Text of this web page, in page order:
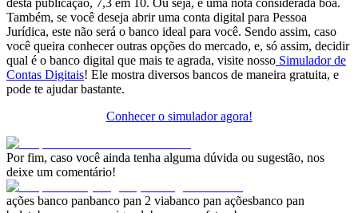
Também, se você deseja abrir uma conta digital para Pessoa
Jurídica, este não será o banco ideal para você. Sendo assim, caso
você queira conhecer outras opções do mercado, e, só assim, decidir
qual é o banco digital que mais te agrada, visite nosso Simulador de
Contas Digitais! Ele mostra diversos bancos de maneira gratuita, e
pode te ajudar bastante.
Conhecer o simulador agora!
Por fim, caso você ainda tenha alguma dúvida ou sugestão, nos
deixe um comentário!
ações banco panbanco pan 2 viabanco pan açõesbanco pan